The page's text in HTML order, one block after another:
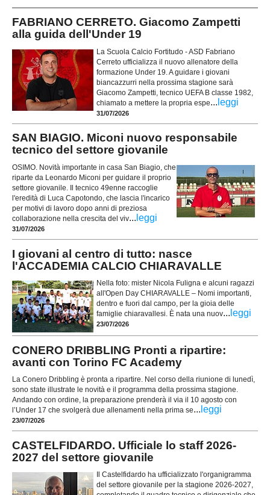
FABRIANO CERRETO. Giacomo Zampetti
alla guida dell'Under 19
La Scuola Calcio Fortitudo - ASD Fabriano
Cerreto ufficializza il nuovo allenatore della
formazione Under 19. A guidare i giovani
biancazzurri nella prossima stagione sarà
Giacomo Zampetti, tecnico UEFA B classe 1982,
chiamato a mettere la propria espe... leggi
31/07/2026
SAN BIAGIO. Miconi nuovo responsabile
tecnico del settore giovanile
OSIMO. Novità importante in casa San Biagio, che
riparte da Leonardo Miconi per guidare il proprio
settore giovanile. Il tecnico 49enne raccoglie
l'eredità di Luca Capotondo, che lascia l'incarico
per motivi di lavoro dopo anni di preziosa
collaborazione nella crescita del viv... leggi
31/07/2026
I giovani al centro di tutto: nasce
l'ACCADEMIA CALCIO CHIARAVALLE
Nella foto: mister Nicola Fuligna e alcuni ragazzi
all'Open Day CHIARAVALLE – Nomi importanti,
dentro e fuori dal campo, per la gioia delle
famiglie chiaravallesi. È nata una nuov... leggi
23/07/2026
CONERO DRIBBLING Pronti a ripartire:
avanti con Torino FC Academy
La Conero Dribbling è pronta a ripartire. Nel corso della riunione di lunedì,
sono state illustrate le novità e il programma della prossima stagione.
Andando con ordine, la preparazione prenderà il via il 10 agosto con
l’Under 17 che svolgerà due allenamenti nella prima se... leggi
23/07/2026
CASTELFIDARDO. Ufficiale lo staff 2026-
2027 del settore giovanile
Il Castelfidardo ha ufficializzato l'organigramma
del settore giovanile per la stagione 2026-2027,